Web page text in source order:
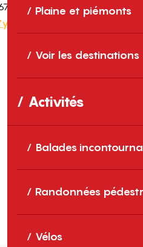
Plaine et piémonts
Voir les destinations
Activités
Balades
Randonnées
Vélos
Saint-Cyprien
rendre